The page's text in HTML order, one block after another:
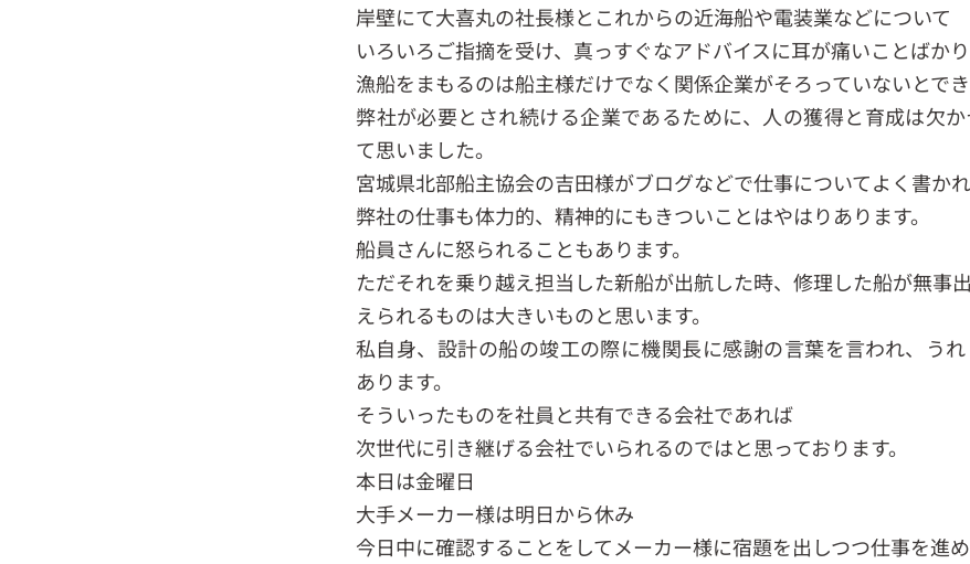
岸壁にて大喜丸の社長様とこれからの近海船や電装業などについて
いろいろご指摘を受け、真っすぐなアドバイスに耳が痛いことばかり
漁船をまもるのは船主様だけでなく関係企業がそろっていないとでき
弊社が必要とされ続ける企業であるために、人の獲得と育成は欠
て思いました。
宮城県北部船主協会の吉田様がブログなどで仕事についてよく書かれ
弊社の仕事も体力的、精神的にもきついことはやはりあります。
船員さんに怒られることもあります。
ただそれを乗り越え担当した新船が出航した時、修理した船が無事
えられるものは大きいものと思います。
私自身、設計の船の竣工の際に機関長に感謝の言葉を言われ、う
あります。
そういったものを社員と共有できる会社であれば
次世代に引き継げる会社でいられるのではと思っております。
本日は金曜日
大手メーカー様は明日から休み
今日中に確認することをしてメーカー様に宿題を出しつつ仕事を進